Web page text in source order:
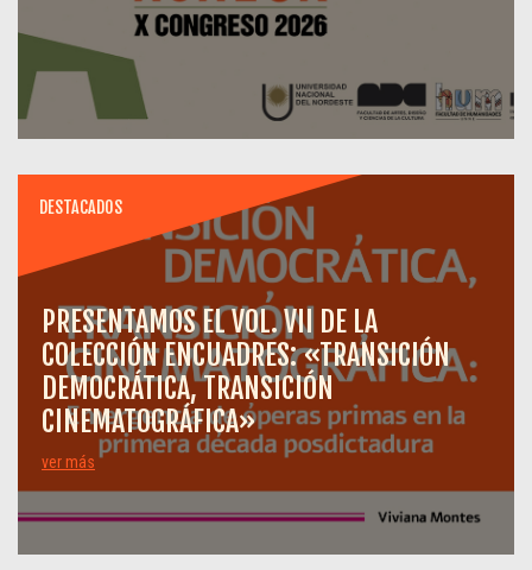
DESTACADOS
PRESENTAMOS EL VOL. VII DE LA
COLECCIÓN ENCUADRES: «TRANSICIÓN
DEMOCRÁTICA, TRANSICIÓN
CINEMATOGRÁFICA»
ver más